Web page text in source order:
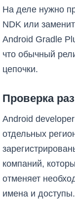
На деле нужно
NDK или
Android Gradle
что обычный
цепочки.
Проверка
Android
отдельных
компаний,
отменяет
имена и доступы.